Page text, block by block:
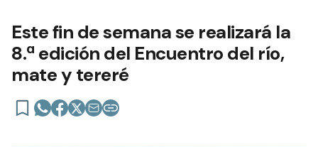
Este fin de semana se realizará la
8.ª edición del Encuentro del río,
mate y tereré